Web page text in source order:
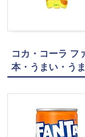
コカ・コーラ フ
本・うまい・う